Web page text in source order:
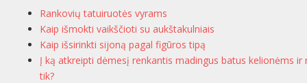
Rankovių tatuiruotės vyrams
Kaip išmokti vaikščioti su aukštakulniais
Kaip išsirinkti sijoną pagal figūros tipą
Į ką atkreipti dėmesį renkantis madingus batus kelionėms ir
tik?